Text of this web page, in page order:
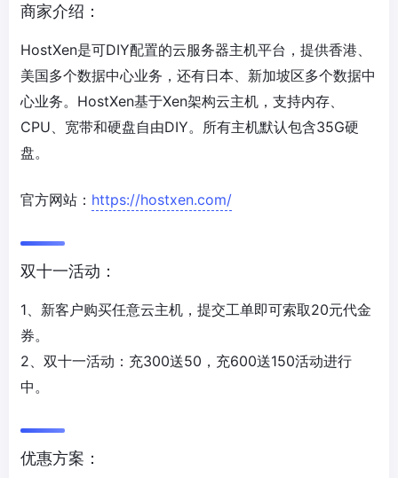
商家介绍：
HostXen是可DIY配置的云服务器主机平台，提供香港、
美国多个数据中心业务，还有日本、新加坡区多个数据中
心业务。HostXen基于Xen架构云主机，支持内存、
CPU、宽带和硬盘自由DIY。所有主机默认包含35G硬
盘。
官方网站： https://hostxen.com/
双十一活动：
1、新客户购买任意云主机，提交工单即可索取20元代金
券。
2、双十一活动：充300送50，充600送150活动进行
中。
优惠方案：